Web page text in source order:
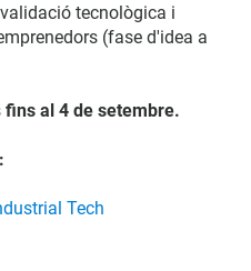
tecnològica i
(fase d'idea a
fins al 4 de setembre.
Tech